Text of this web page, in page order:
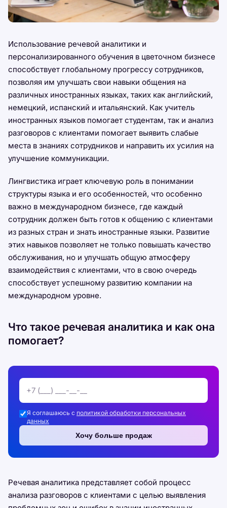
Использование речевой аналитики и
персонализированного обучения в цветочном бизнесе
способствует глобальному прогрессу сотрудников,
позволяя им улучшать свои навыки общения на
различных иностранных языках, таких как английский,
немецкий, испанский и итальянский. Как учитель
иностранных языков помогает студентам, так и анализ
разговоров с клиентами помогает выявить слабые
места в знаниях сотрудников и направить их усилия на
улучшение коммуникации.
Лингвистика играет ключевую роль в понимании
структуры языка и его особенностей, что особенно
важно в международном бизнесе, где каждый
сотрудник должен быть готов к общению с клиентами
из разных стран и знать иностранные языки. Развитие
этих навыков позволяет не только повышать качество
обслуживания, но и улучшать общую атмосферу
взаимодействия с клиентами, что в свою очередь
способствует успешному развитию компании на
международном уровне.
Что такое речевая аналитика и как она
помогает?
Я соглашаюсь с политикой обработки персональных
данных
Хочу больше продаж
Речевая аналитика представляет собой процесс
анализа разговоров с клиентами с целью выявления